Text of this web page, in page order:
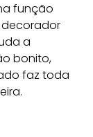
função
decorador
a
bonito,
faz toda